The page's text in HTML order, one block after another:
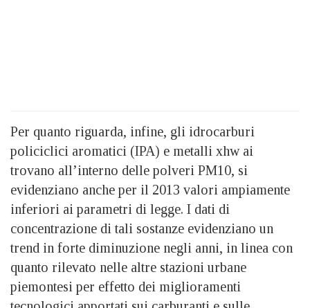
Per quanto riguarda, infine, gli idrocarburi
policiclici aromatici (IPA) e metalli xhw ai
trovano all’interno delle polveri PM10, si
evidenziano anche per il 2013 valori ampiamente
inferiori ai parametri di legge. I dati di
concentrazione di tali sostanze evidenziano un
trend in forte diminuzione negli anni, in linea con
quanto rilevato nelle altre stazioni urbane
piemontesi per effetto dei miglioramenti